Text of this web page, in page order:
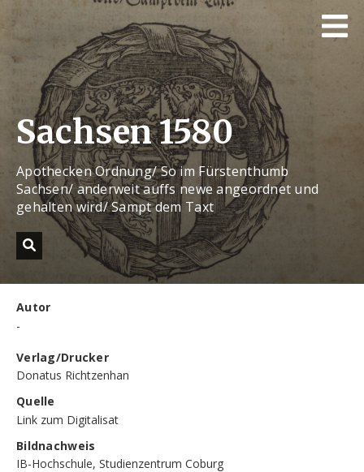
Sachsen 1580
Apothecken Ordnung/ So im Fürstenthumb
Sachsen/ anderweit auffs newe angeordnet und
gehalten wird/ Sampt dem Taxt
Autor
-
Verlag/Drucker
Donatus Richtzenhan
Quelle
Link zum Digitalisat
Bildnachweis
IB-Hochschule, Studienzentrum Coburg